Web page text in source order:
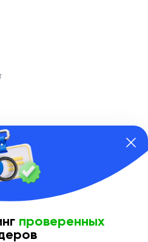
16+
средства массовой
проверенных